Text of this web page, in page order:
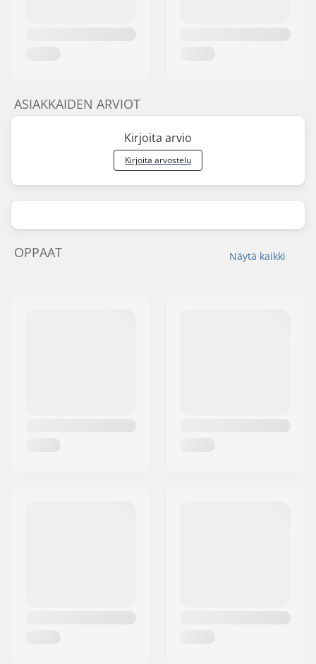
ASIAKKAIDEN ARVIOT
Kirjoita arvio
Kirjoita arvostelu
Näytä kaikki
OPPAAT